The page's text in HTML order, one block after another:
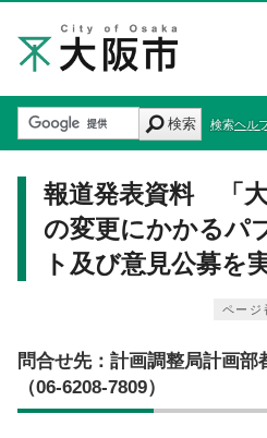
検索 検索ヘル
報道発表資料 「
の変更にかかるパ
ト及び意見公募を
ページ
問合せ先：計画調整局計画部
（06-6208-7809）